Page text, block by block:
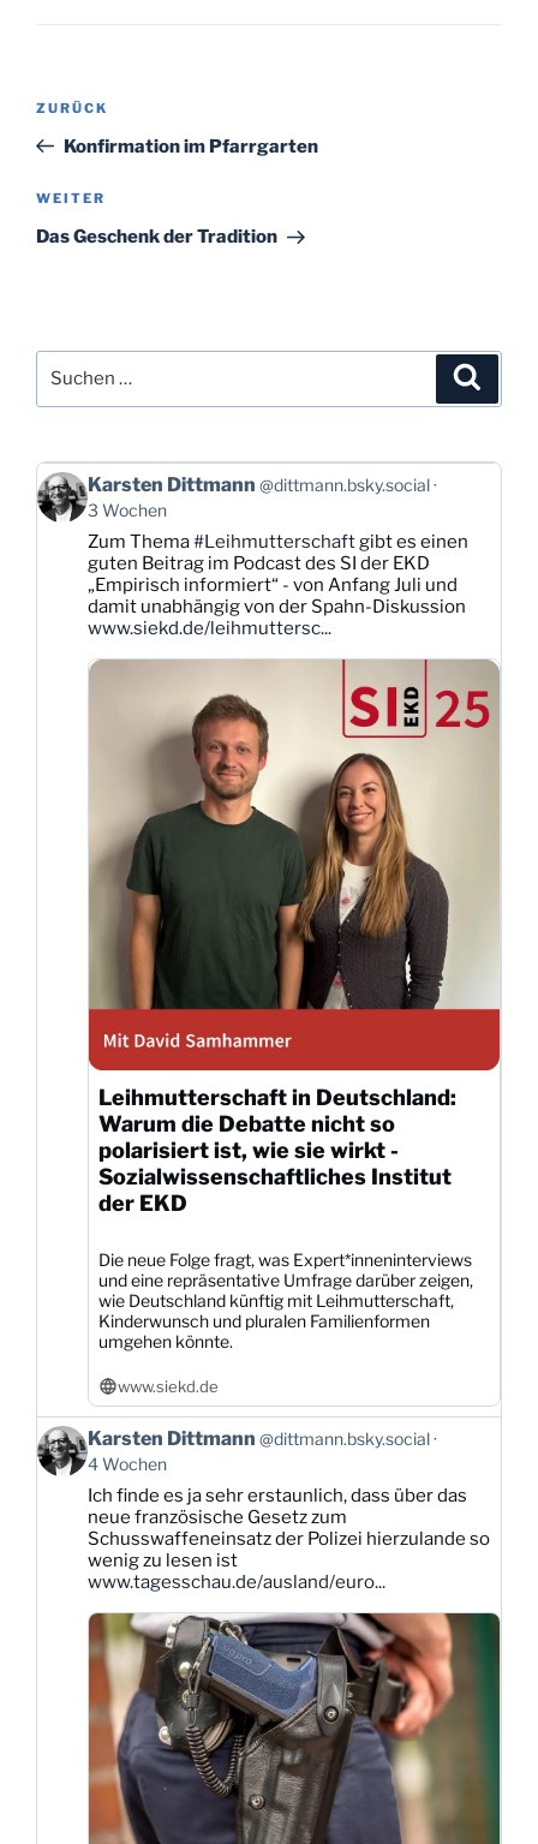
Beitragsnavigation
Vorheriger
Beitrag
ZURÜCK
Konfirmation im Pfarrgarten
Nächster
Beitrag
WEITER
Das Geschenk der Tradition
nach:
Beitrag
von
Karsten
Dittmann
Bluesky
ansehen
Karsten Dittmann @dittmann.bsky.social
3 Wochen
Zum Thema#Leihmutterschaftgibt es einen
guten Beitrag im Podcast des SI der EKD
„Empirisch informiert“ - von Anfang Juli und
damit unabhängig von der Spahn-Diskussion
www.siekd.de/leihmuttersc...
Leihmutterschaft in Deutschland:
Warum die Debatte nicht so
polarisiert ist, wie sie wirkt -
Sozialwissenschaftliches Institut
der EKD
Die neue Folge fragt, was Expert*inneninterviews
und eine repräsentative Umfrage darüber zeigen,
wie Deutschland künftig mit Leihmutterschaft,
Kinderwunsch und pluralen Familienformen
umgehen könnte.
www.siekd.de
Beitrag
von
Karsten
Dittmann
Bluesky
ansehen
Karsten Dittmann @dittmann.bsky.social
4 Wochen
Ich finde es ja sehr erstaunlich, dass über das
neue französische Gesetz zum
Schusswaffeneinsatz der Polizei hierzulande so
wenig zu lesen ist
www.tagesschau.de/ausland/euro...